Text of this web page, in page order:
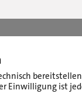
Einwilligung ist